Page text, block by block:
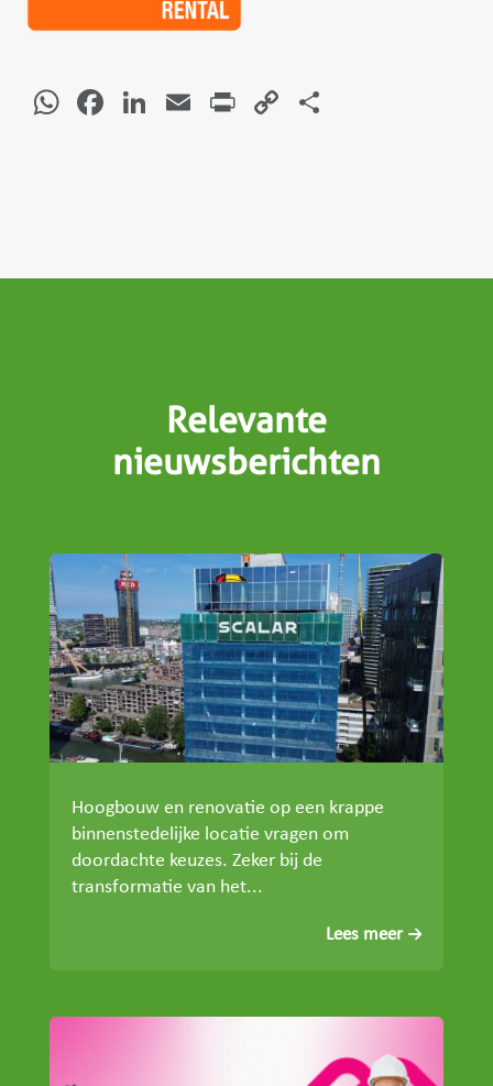
WhatsApp
Facebook
LinkedIn
EmailPrintCopy
Relevante
nieuwsberichten
Hoogbouw en renovatie op een krappe
binnenstedelijke locatie vragen om
doordachte keuzes. Zeker bij de
transformatie van het...
Lees meer